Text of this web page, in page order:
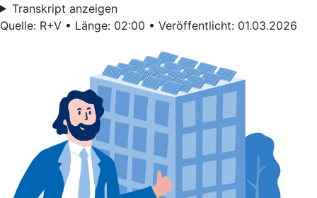
Transkript anzeigen
Quelle: R+V • Länge: 02:00 • Veröffentlicht: 01.03.2026